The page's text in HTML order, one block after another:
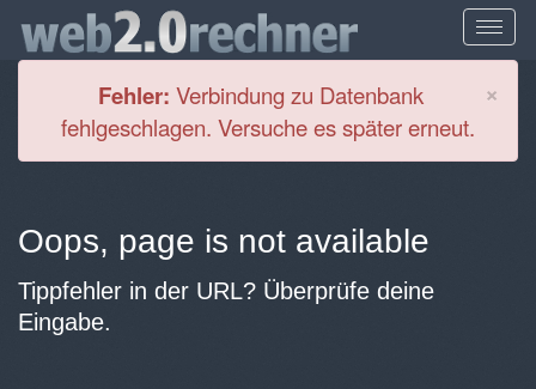
×
Fehler: Verbindung zu Datenbank
fehlgeschlagen. Versuche es später erneut.
Oops, page is not available
Tippfehler in der URL? Überprüfe deine
Eingabe.